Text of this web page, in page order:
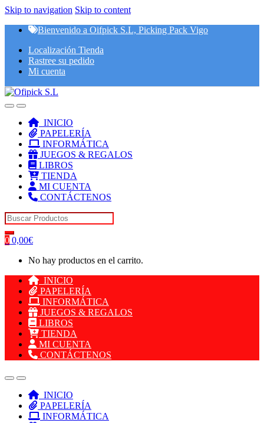
Skip to navigation Skip to content
Bienvenido a Oifpick S.L, Picking Pack Vigo
Localización Tienda
Rastree su pedido
Mi cuenta
INICIO
PAPELERÍA
INFORMÁTICA
JUEGOS & REGALOS
LIBROS
TIENDA
MI CUENTA
CONTÁCTENOS
Search for:
0 0,00€
No hay productos en el carrito.
INICIO
PAPELERÍA
INFORMÁTICA
JUEGOS & REGALOS
LIBROS
TIENDA
MI CUENTA
CONTÁCTENOS
INICIO
PAPELERÍA
INFORMÁTICA